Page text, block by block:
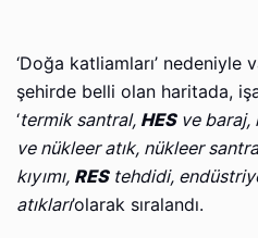
‘Doğa katliamları’
şehirde belli olan haritada,
‘termik santral, HESve baraj,
ve nükleer atık, nükleer
kıyımı, REStehdidi,
atıkları’olarak sıralandı.